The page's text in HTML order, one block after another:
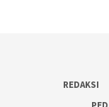
REDAKSI